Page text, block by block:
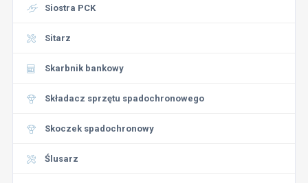
Siostra PCK
Sitarz
Skarbnik bankowy
Składacz sprzętu spadochronowego
Skoczek spadochronowy
Ślusarz